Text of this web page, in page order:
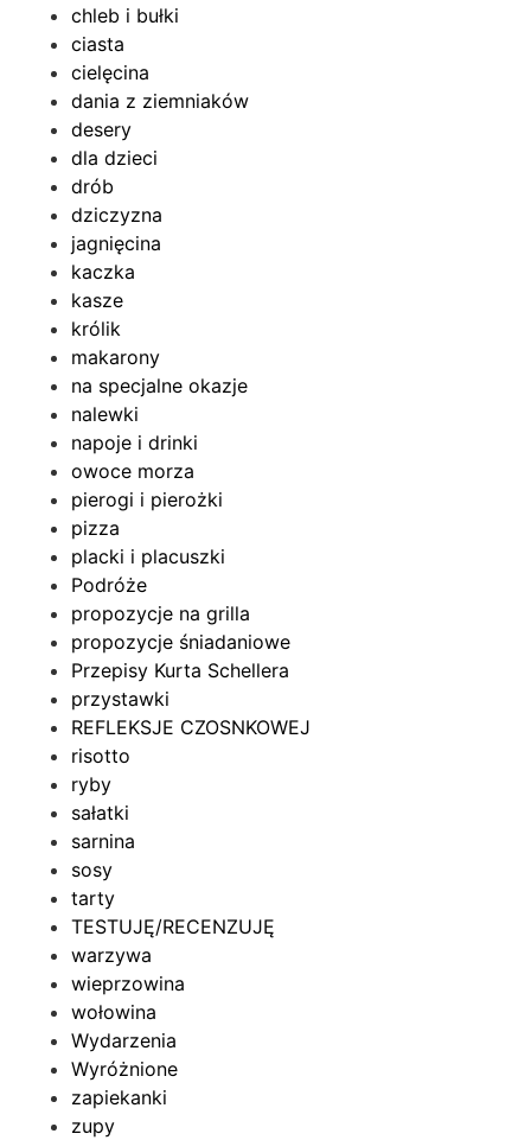
chleb i bułki
ciasta
cielęcina
dania z ziemniaków
desery
dla dzieci
drób
dziczyzna
jagnięcina
kaczka
kasze
królik
makarony
na specjalne okazje
nalewki
napoje i drinki
owoce morza
pierogi i pierożki
pizza
placki i placuszki
Podróże
propozycje na grilla
propozycje śniadaniowe
Przepisy Kurta Schellera
przystawki
REFLEKSJE CZOSNKOWEJ
risotto
ryby
sałatki
sarnina
sosy
tarty
TESTUJĘ/RECENZUJĘ
warzywa
wieprzowina
wołowina
Wydarzenia
Wyróżnione
zapiekanki
zupy